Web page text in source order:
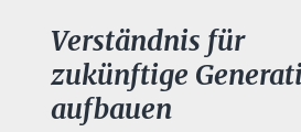
Verständnis für
zukünftige
aufbauen